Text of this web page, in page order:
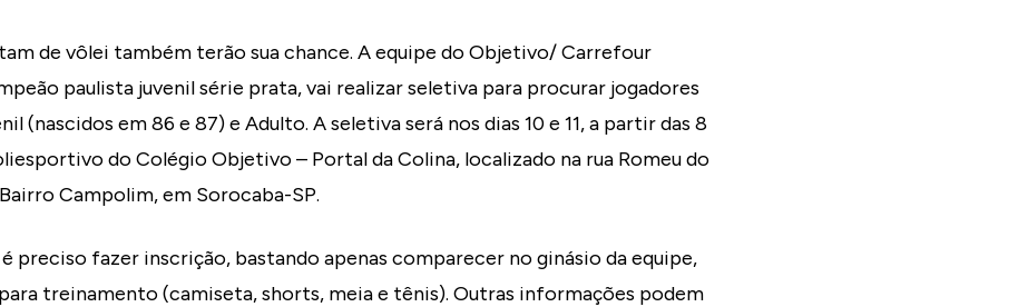
de vôlei também terão sua chance. A equipe do Objetivo/ Carrefour
paulista juvenil série prata, vai realizar seletiva para procurar jogadores
(nascidos em 86 e 87) e Adulto. A seletiva será nos dias 10 e 11, a partir das 8
do Colégio Objetivo – Portal da Colina, localizado na rua Romeu do
Campolim, em Sorocaba-SP.
preciso fazer inscrição, bastando apenas comparecer no ginásio da equipe,
treinamento (camiseta, shorts, meia e tênis). Outras informações podem